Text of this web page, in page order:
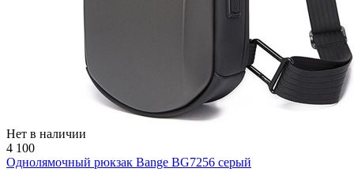
Нет в наличии
4 100
Однолямочный рюкзак Bange BG7256 серый